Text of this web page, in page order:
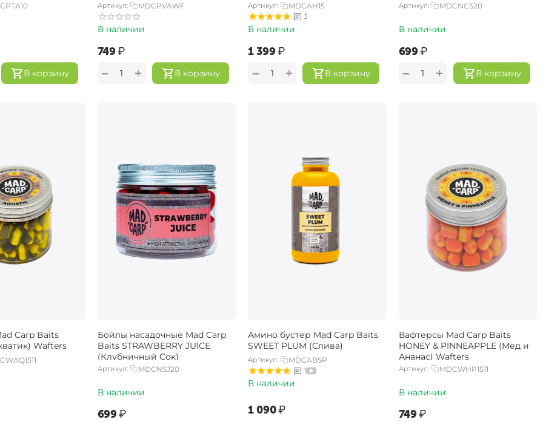
В корзину
Артикул: MDCPVAWF
В наличии
‍749‍₽
В корзину
+
−
Артикул:
MDCAH15
3
В наличии
‍1 399‍₽
В корзину
+
−
Артикул: MDCNCS20
В наличии
‍699‍₽
В корзину
+
−
Carp Baits
Wafters
Бойлы насадочные Mad Carp
Baits STRAWBERRY JUlCE
(Клубничный Сок)
Артикул: MDCNSJ20
В наличии
‍699‍₽
Амино бустер Mad Carp Baits
SWEET PLUM (Слива)
Артикул:
MDCABSP
1
В наличии
‍1 090‍₽
Вафтерсы Mad Carp Baits
HONEY & PINNEAPPLE (Мед и
Ананас) Wafters
Артикул: MDCWHP1511
В наличии
‍749‍₽